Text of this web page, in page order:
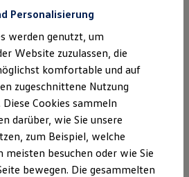
für Gebrauchtwagen
& Garantien
für Nutzfahrzeuge
e.K.
1
/ 355-0
/ 355-19
maulhardt.de
257 741 909
Jena HRA 400 120
Personalisierung
werden genutzt, um
Website zuzulassen, die
komfortable und auf
zugeschnittene Nutzung
Cookies sammeln
darüber, wie Sie unsere
zum Beispiel, welche
meisten besuchen oder wie Sie
bewegen. Die gesammelten